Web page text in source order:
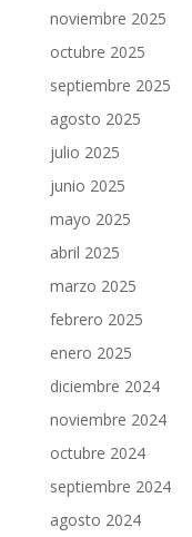
noviembre 2025
octubre 2025
septiembre 2025
agosto 2025
julio 2025
junio 2025
mayo 2025
abril 2025
marzo 2025
febrero 2025
enero 2025
diciembre 2024
noviembre 2024
octubre 2024
septiembre 2024
agosto 2024